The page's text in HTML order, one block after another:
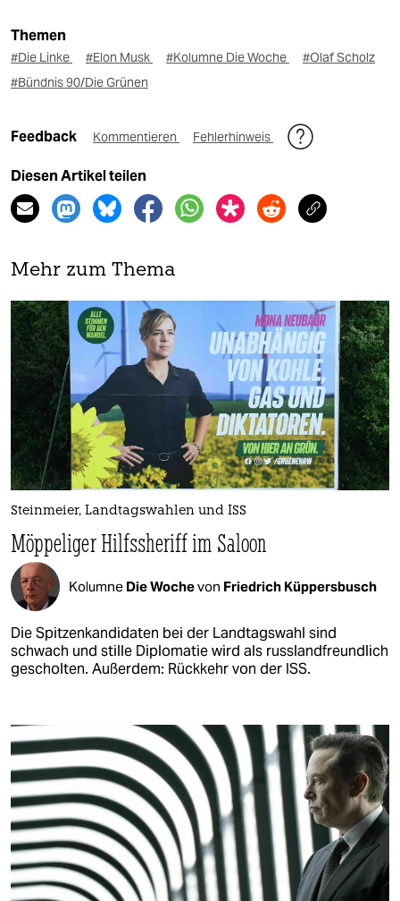
Themen
#Die Linke #Elon Musk #Kolumne Die Woche
#Olaf Scholz
#Bündnis 90/Die Grünen
Feedback Kommentieren Fehlerhinweis
Diesen Artikel teilen
Mehr zum Thema
Steinmeier, Landtagswahlen und ISS
Möppeliger Hilfssheriff im Saloon
Kolumne Die Wochevon Friedrich Küppersbusch
Die Spitzenkandidaten bei der Landtagswahl sind
schwach und stille Diplomatie wird als russlandfreundlich
gescholten. Außerdem: Rückkehr von der ISS.